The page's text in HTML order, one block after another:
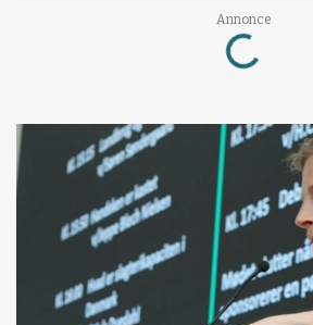
Annonce
Loading...